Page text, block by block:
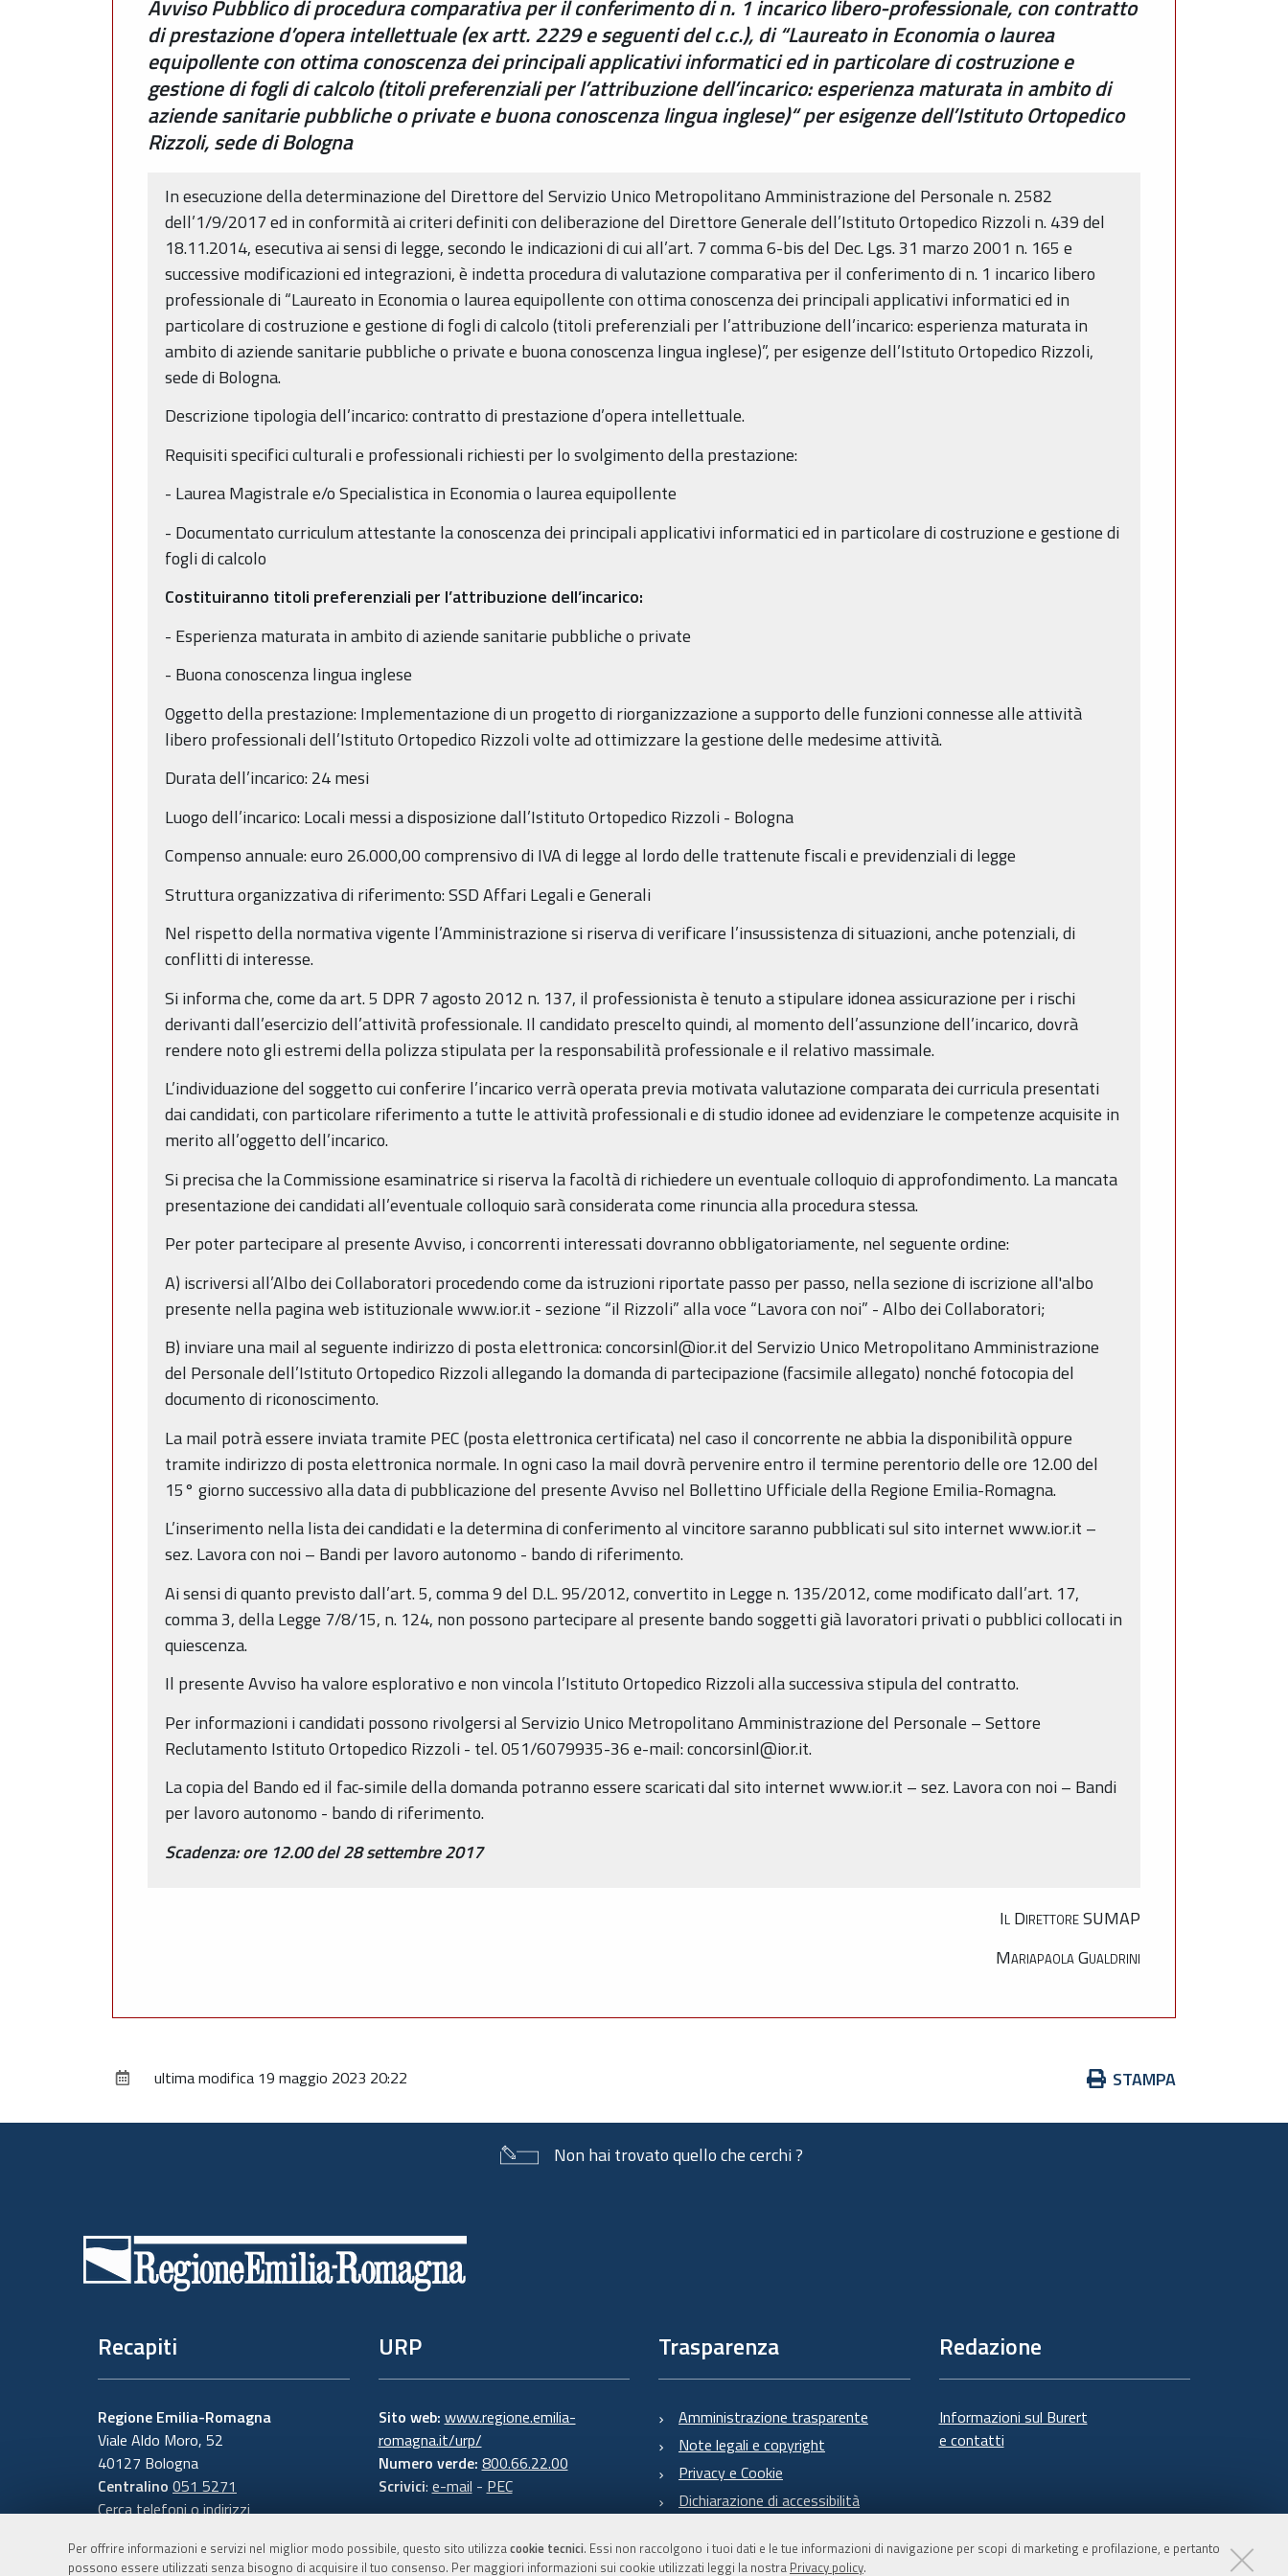
Per offrire informazioni e servizi nel miglior modo possibile, questo sito utilizzacookie tecnici. Essi non raccolgono i tuoi dati e le tue informazioni di navigazione per scopi di marketing e profilazione, e pertanto
possono essere utilizzati senza bisogno di acquisire il tuo consenso. Per maggiori informazioni sui cookie utilizzati leggi la nostra Privacy policy.
Avviso Pubblico di procedura comparativa per il conferimento di n. 1 incarico libero-professionale, con contratto
di prestazione d’opera intellettuale (ex artt. 2229 e seguenti del c.c.), di “Laureato in Economia o laurea
equipollente con ottima conoscenza dei principali applicativi informatici ed in particolare di costruzione e
gestione di fogli di calcolo (titoli preferenziali per l’attribuzione dell’incarico: esperienza maturata in ambito di
aziende sanitarie pubbliche o private e buona conoscenza lingua inglese)“ per esigenze dell’Istituto Ortopedico
Rizzoli, sede di Bologna
In esecuzione della determinazione del Direttore del Servizio Unico Metropolitano Amministrazione del Personale n. 2582
dell’1/9/2017 ed in conformità ai criteri definiti con deliberazione del Direttore Generale dell’Istituto Ortopedico Rizzoli n. 439 del
18.11.2014, esecutiva ai sensi di legge, secondo le indicazioni di cui all’art. 7 comma 6-bis del Dec. Lgs. 31 marzo 2001 n. 165 e
successive modificazioni ed integrazioni, è indetta procedura di valutazione comparativa per il conferimento di n. 1 incarico libero
professionale di “Laureato in Economia o laurea equipollente con ottima conoscenza dei principali applicativi informatici ed in
particolare di costruzione e gestione di fogli di calcolo (titoli preferenziali per l’attribuzione dell’incarico: esperienza maturata in
ambito di aziende sanitarie pubbliche o private e buona conoscenza lingua inglese)”, per esigenze dell’Istituto Ortopedico Rizzoli,
sede di Bologna.
Descrizione tipologia dell’incarico: contratto di prestazione d’opera intellettuale.
Requisiti specifici culturali e professionali richiesti per lo svolgimento della prestazione:
- Laurea Magistrale e/o Specialistica in Economia o laurea equipollente
- Documentato curriculum attestante la conoscenza dei principali applicativi informatici ed in particolare di costruzione e gestione di
fogli di calcolo
Costituiranno titoli preferenziali per l’attribuzione dell’incarico:
- Esperienza maturata in ambito di aziende sanitarie pubbliche o private
- Buona conoscenza lingua inglese
Oggetto della prestazione: Implementazione di un progetto di riorganizzazione a supporto delle funzioni connesse alle attività
libero professionali dell’Istituto Ortopedico Rizzoli volte ad ottimizzare la gestione delle medesime attività.
Durata dell’incarico: 24 mesi
Luogo dell’incarico: Locali messi a disposizione dall’Istituto Ortopedico Rizzoli - Bologna
Compenso annuale: euro 26.000,00 comprensivo di IVA di legge al lordo delle trattenute fiscali e previdenziali di legge
Struttura organizzativa di riferimento: SSD Affari Legali e Generali
Nel rispetto della normativa vigente l’Amministrazione si riserva di verificare l’insussistenza di situazioni, anche potenziali, di
conflitti di interesse.
Si informa che, come da art. 5 DPR 7 agosto 2012 n. 137, il professionista è tenuto a stipulare idonea assicurazione per i rischi
derivanti dall’esercizio dell’attività professionale. Il candidato prescelto quindi, al momento dell’assunzione dell’incarico, dovrà
rendere noto gli estremi della polizza stipulata per la responsabilità professionale e il relativo massimale.
L’individuazione del soggetto cui conferire l’incarico verrà operata previa motivata valutazione comparata dei curricula presentati
dai candidati, con particolare riferimento a tutte le attività professionali e di studio idonee ad evidenziare le competenze acquisite in
merito all’oggetto dell’incarico.
Si precisa che la Commissione esaminatrice si riserva la facoltà di richiedere un eventuale colloquio di approfondimento. La mancata
presentazione dei candidati all’eventuale colloquio sarà considerata come rinuncia alla procedura stessa.
Per poter partecipare al presente Avviso, i concorrenti interessati dovranno obbligatoriamente, nel seguente ordine:
A) iscriversi all’Albo dei Collaboratori procedendo come da istruzioni riportate passo per passo, nella sezione di iscrizione all'albo
presente nella pagina web istituzionale www.ior.it - sezione “il Rizzoli” alla voce “Lavora con noi” - Albo dei Collaboratori;
B) inviare una mail al seguente indirizzo di posta elettronica: concorsinl@ior.it del Servizio Unico Metropolitano Amministrazione
del Personale dell’Istituto Ortopedico Rizzoli allegando la domanda di partecipazione (facsimile allegato) nonché fotocopia del
documento di riconoscimento.
La mail potrà essere inviata tramite PEC (posta elettronica certificata) nel caso il concorrente ne abbia la disponibilità oppure
tramite indirizzo di posta elettronica normale. In ogni caso la mail dovrà pervenire entro il termine perentorio delle ore 12.00 del
15° giorno successivo alla data di pubblicazione del presente Avviso nel Bollettino Ufficiale della Regione Emilia-Romagna.
L’inserimento nella lista dei candidati e la determina di conferimento al vincitore saranno pubblicati sul sito internet www.ior.it –
sez. Lavora con noi – Bandi per lavoro autonomo - bando di riferimento.
Ai sensi di quanto previsto dall’art. 5, comma 9 del D.L. 95/2012, convertito in Legge n. 135/2012, come modificato dall’art. 17,
comma 3, della Legge 7/8/15, n. 124, non possono partecipare al presente bando soggetti già lavoratori privati o pubblici collocati in
quiescenza.
Il presente Avviso ha valore esplorativo e non vincola l’Istituto Ortopedico Rizzoli alla successiva stipula del contratto.
Per informazioni i candidati possono rivolgersi al Servizio Unico Metropolitano Amministrazione del Personale – Settore
Reclutamento Istituto Ortopedico Rizzoli - tel. 051/6079935-36 e-mail: concorsinl@ior.it.
La copia del Bando ed il fac-simile della domanda potranno essere scaricati dal sito internet www.ior.it – sez. Lavora con noi – Bandi
per lavoro autonomo - bando di riferimento.
Scadenza: ore 12.00 del 28 settembre 2017
Il Direttore SUMAP
Mariapaola Gualdrini
Azioni
documento
STAMPA
ultima modifica 19 maggio 2023 20:22
Non hai trovato quello che cerchi ?
Recapiti
Regione Emilia-Romagna
Viale Aldo Moro, 52
40127 Bologna
Centralino 051 5271
Cerca telefoni o indirizzi
URP
Sito web: www.regione.emilia-
romagna.it/urp/
Numero verde: 800.66.22.00
Scrivici: e-mail - PEC
Trasparenza
Amministrazione trasparente
Note legali e copyright
Privacy e Cookie
Dichiarazione di accessibilità
Redazione
Informazioni sul Burert
e contatti